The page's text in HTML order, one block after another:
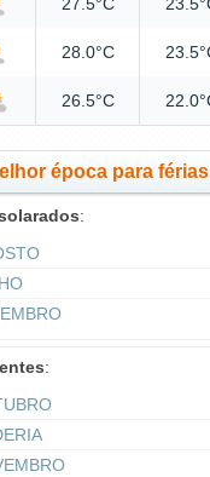
27.5°C
28.0°C
26.5°C
época para
:
: